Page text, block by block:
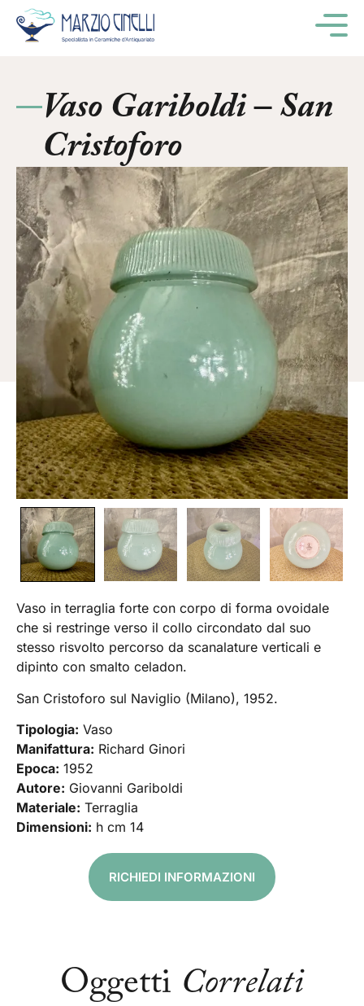
Vaso Gariboldi – San
Cristoforo
Vaso in terraglia forte con corpo di forma ovoidale
che si restringe verso il collo circondato dal suo
stesso risvolto percorso da scanalature verticali e
dipinto con smalto celadon.
San Cristoforo sul Naviglio (Milano), 1952.
Tipologia: Vaso
Manifattura: Richard Ginori
Epoca: 1952
Autore: Giovanni Gariboldi
Materiale: Terraglia
Dimensioni: h cm 14
RICHIEDI INFORMAZIONI
Oggetti Correlati